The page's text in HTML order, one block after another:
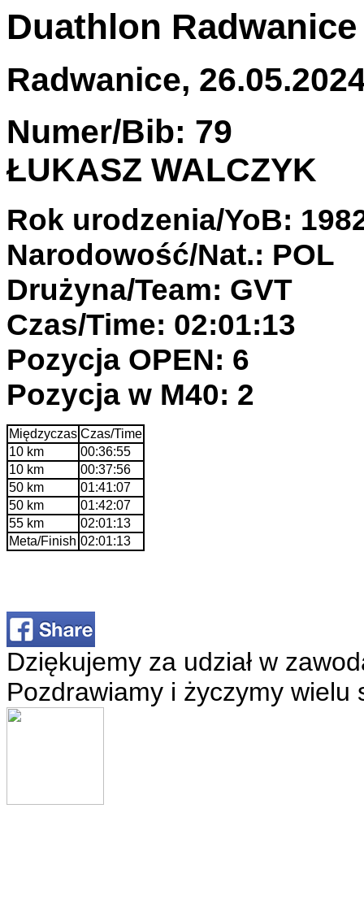
Duathlon Radwanice
Radwanice,
Numer/Bib: 79
ŁUKASZ WALCZYK
Rok urodzenia/YoB:
Narodowość/Nat.: POL
Drużyna/Team: GVT
Czas/Time: 02:01:13
Pozycja OPEN: 6
Pozycja w M40: 2
Międzyczas Czas/Time
10 km
00:36:55
10 km
00:37:56
50 km
01:41:07
50 km
01:42:07
55 km
02:01:13
Meta/Finish 02:01:13
Dziękujemy za udział w
Pozdrawiamy i życzymy wielu